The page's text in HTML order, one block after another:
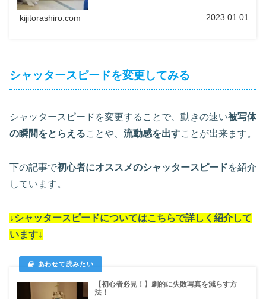
kijitorashiro.com 2023.01.01
シャッタースピードを変更してみる
シャッタースピードを変更することで、動きの速い被写体
の瞬間をとらえることや、 流動感を出すことが出来ます。
下の記事で初心者にオススメのシャッタースピードを紹介
しています。
↓シャッタースピードについてはこちらで詳しく紹介して
います↓
【初心者必見！】劇的に失敗写真を減らす方
法！